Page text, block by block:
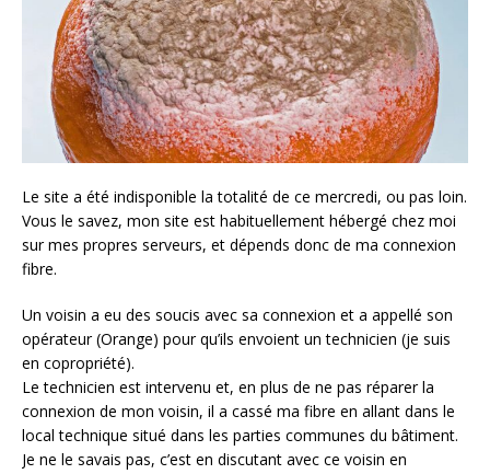
Le site a été indisponible la totalité de ce mercredi, ou pas loin.
Vous le savez, mon site est habituellement hébergé chez moi
sur mes propres serveurs, et dépends donc de ma connexion
fibre.
Un voisin a eu des soucis avec sa connexion et a appellé son
opérateur (Orange) pour qu’ils envoient un technicien (je suis
en copropriété).
Le technicien est intervenu et, en plus de ne pas réparer la
connexion de mon voisin, il a cassé ma fibre en allant dans le
local technique situé dans les parties communes du bâtiment.
Je ne le savais pas, c’est en discutant avec ce voisin en